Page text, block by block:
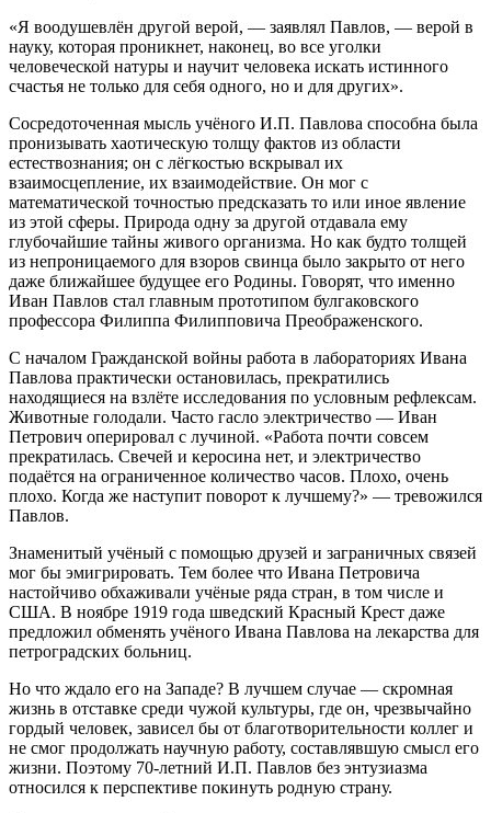
«Я воодушевлён другой верой, — заявлял Павлов, — верой в
науку, которая проникнет, наконец, во все уголки
человеческой натуры и научит человека искать истинного
счастья не только для себя одного, но и для других».
Сосредоточенная мысль учёного И.П. Павлова способна была
пронизывать хаотическую толщу фактов из области
естествознания; он с лёгкостью вскрывал их
взаимосцепление, их взаимодействие. Он мог с
математической точностью предсказать то или иное явление
из этой сферы. Природа одну за другой отдавала ему
глубочайшие тайны живого организма. Но как будто толщей
из непроницаемого для взоров свинца было закрыто от него
даже ближайшее будущее его Родины. Говорят, что именно
Иван Павлов стал главным прототипом булгаковского
профессора Филиппа Филипповича Преображенского.
С началом Гражданской войны работа в лабораториях Ивана
Павлова практически остановилась, прекратились
находящиеся на взлёте исследования по условным рефлексам.
Животные голодали. Часто гасло электричество — Иван
Петрович оперировал с лучиной. «Работа почти совсем
прекратилась. Свечей и керосина нет, и электричество
подаётся на ограниченное количество часов. Плохо, очень
плохо. Когда же наступит поворот к лучшему?» — тревожился
Павлов.
Знаменитый учёный с помощью друзей и заграничных связей
мог бы эмигрировать. Тем более что Ивана Петровича
настойчиво обхаживали учёные ряда стран, в том числе и
США. В ноябре 1919 года шведский Красный Крест даже
предложил обменять учёного Ивана Павлова на лекарства для
петроградских больниц.
Но что ждало его на Западе? В лучшем случае — скромная
жизнь в отставке среди чужой культуры, где он, чрезвычайно
гордый человек, зависел бы от благотворительности коллег и
не смог продолжать научную работу, составлявшую смысл его
жизни. Поэтому 70-летний И.П. Павлов без энтузиазма
относился к перспективе покинуть родную страну.